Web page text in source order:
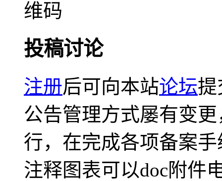
投稿讨论
注册后可向本站论坛提
公告管理方式屡有变
行，在完成各项备案
注释图表可以doc附件